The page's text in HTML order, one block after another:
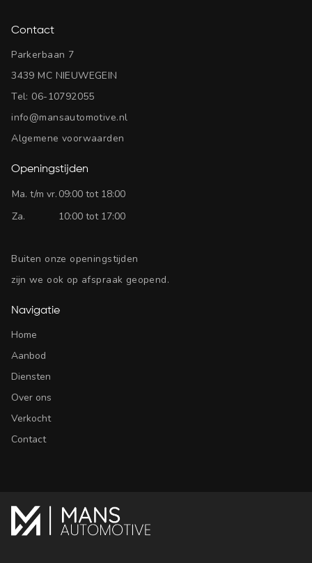
Contact
Parkerbaan 7
3439 MC NIEUWEGEIN
Tel: 06-10792055
info@mansautomotive.nl
Algemene voorwaarden
Openingstijden
Ma. t/m vr. 09:00 tot 18:00
Za.
10:00 tot 17:00
Buiten onze openingstijden
zijn we ook op afspraak geopend.
Navigatie
Home
Aanbod
Diensten
Over ons
Verkocht
Contact